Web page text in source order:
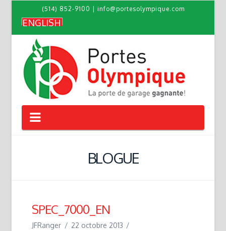
(514) 852-9100 info@portesolympique.com
ENGLISH
Navigation
BLOGUE
SPEC_7000_EN
JFRanger 22 octobre 2013